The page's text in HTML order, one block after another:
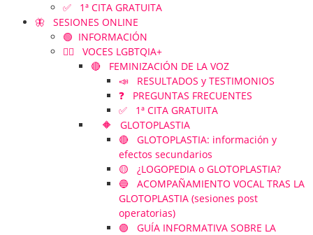
✅ 1ª CITA GRATUITA
🦋 SESIONES ONLINE
🟢 INFORMACIÓN
🏳️‍🌈 VOCES LGBTQIA+
🔴 FEMINIZACIÓN DE LA VOZ
📣 RESULTADOS y TESTIMONIOS
❓ PREGUNTAS FRECUENTES
✅ 1ª CITA GRATUITA
🔶 GLOTOPLASTIA
🔴 GLOTOPLASTIA: información y
efectos secundarios
🟡 ¿LOGOPEDIA o GLOTOPLASTIA?
🔵 ACOMPAÑAMIENTO VOCAL TRAS LA
GLOTOPLASTIA (sesiones post
operatorias)
🟣 GUÍA INFORMATIVA SOBRE LA